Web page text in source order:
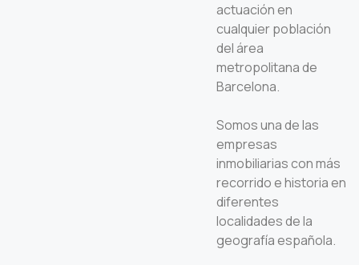
actuación en
cualquier población
del área
metropolitana de
Barcelona.
Somos una de las
empresas
inmobiliarias con más
recorrido e historia en
diferentes
localidades de la
geografía española.